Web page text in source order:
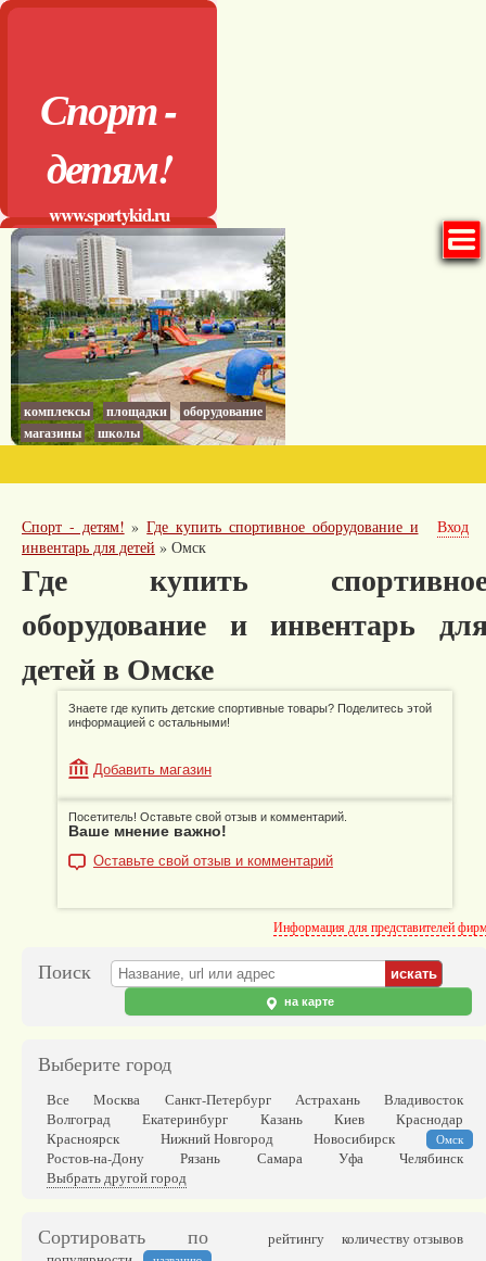
Спорт -
детям!
www.sportykid.ru
комплексы площадки
оборудование
магазины
школы
Спорт - детям! »Где купить спортивное оборудование и
инвентарь для детей » Омск
Вход
Где купить
оборудование и инвентарь
детей в Омске
Знаете где купить детские спортивные товары? Поделитесь этой
информацией с остальными!
Добавить магазин
Посетитель! Оставьте свой отзыв и комментарий.
Ваше мнение важно!
Оставьте свой отзыв и комментарий
Информация для представителей
Поиск
на карте
Выберите город
Все Москва Санкт-Петербург Астрахань
Владивосток
Волгоград
Екатеринбург Казань Киев
Краснодар
Красноярск
Нижний Новгород Новосибирск Омск
Ростов-на-Дону Рязань Самара Уфа
Челябинск
Выбрать другой город
Сортировать по рейтингу
количеству отзывов